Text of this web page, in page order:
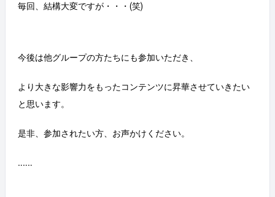
毎回、結構大変ですが・・・(笑)
今後は他グループの方たちにも参加いただき、
より大きな影響力をもったコンテンツに昇華させていきたい
と思います。
是非、参加されたい方、お声かけください。
‥‥‥